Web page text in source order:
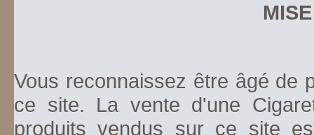
Vous reconnaissez être âgé de
ce site. La vente d'une
produits vendus sur ce site